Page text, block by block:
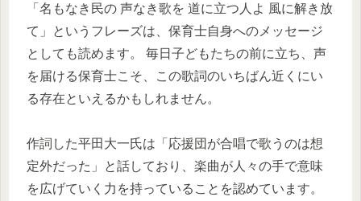
「名もなき民の 声なき歌を 道に立つ人よ 風に解き放
て」というフレーズは、保育士自身へのメッセージ
としても読めます。 毎日子どもたちの前に立ち、声
を届ける保育士こそ、この歌詞のいちばん近くにい
る存在といえるかもしれません。
作詞した平田大一氏は「応援団が合唱で歌うのは想
定外だった」と話しており、楽曲が人々の手で意味
を広げていく力を持っていることを認めています。